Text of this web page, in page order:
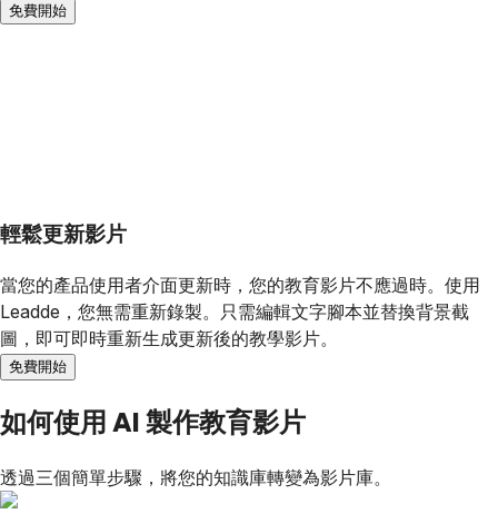
免費開始
輕鬆更新影片
當您的產品使用者介面更新時，您的教育影片不應過時。使用
Leadde，您無需重新錄製。只需編輯文字腳本並替換背景截
圖，即可即時重新生成更新後的教學影片。
免費開始
如何使用 AI 製作教育影片
透過三個簡單步驟，將您的知識庫轉變為影片庫。